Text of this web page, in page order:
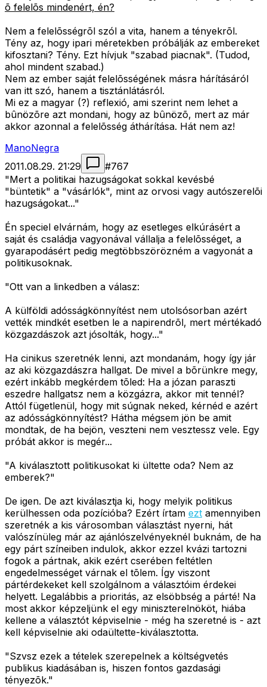
õ felelõs mindenért, én?
Nem a felelõsségrõl szól a vita, hanem a tényekrõl.
Tény az, hogy ipari méretekben próbálják az embereket
kifosztani? Tény. Ezt hívjuk "szabad piacnak". (Tudod,
ahol mindent szabad.)
Nem az ember saját felelõsségének másra hárításáról
van itt szó, hanem a tisztánlátásról.
Mi ez a magyar (?) reflexió, ami szerint nem lehet a
bûnözõre azt mondani, hogy az bûnözõ, mert az már
akkor azonnal a felelõsség áthárítása. Hát nem az!
ManoNegra
2011.08.29. 21:29
#767
"Mert a politikai hazugságokat sokkal kevésbé
"büntetik" a "vásárlók", mint az orvosi vagy autószerelõi
hazugságokat..."
Én speciel elvárnám, hogy az esetleges elkúrásért a
saját és családja vagyonával vállalja a felelõsséget, a
gyarapodásért pedig megtöbbszörözném a vagyonát a
politikusoknak.
"Ott van a linkedben a válasz:
A külföldi adósságkönnyítést nem utolsósorban azért
vették mindkét esetben le a napirendrõl, mert mértékadó
közgazdászok azt jósolták, hogy..."
Ha cinikus szeretnék lenni, azt mondanám, hogy így jár
az aki közgazdászra hallgat. De mivel a bõrünkre megy,
ezért inkább megkérdem tõled: Ha a józan paraszti
eszedre hallgatsz nem a közgázra, akkor mit tennél?
Attól fügetlenül, hogy mit súgnak neked, kérnéd e azért
az adósságkönnyítést? Hátha mégsem jön be amit
mondtak, de ha bejön, veszteni nem vesztessz vele. Egy
próbát akkor is megér...
"A kiválasztott politikusokat ki ültette oda? Nem az
emberek?"
De igen. De azt kiválasztja ki, hogy melyik politikus
kerülhessen oda pozícióba? Ezért írtam ezt amennyiben
szeretnék a kis városomban választást nyerni, hát
valószínüleg már az ajánlószelvényeknél buknám, de ha
egy párt színeiben indulok, akkor ezzel kvázi tartozni
fogok a pártnak, akik ezért cserében feltétlen
engedelmességet várnak el tõlem. Így viszont
pártérdekeket kell szolgálnom a választóim érdekei
helyett. Legalábbis a prioritás, az elsöbbség a párté! Na
most akkor képzeljünk el egy miniszterelnököt, hiába
kellene a választót képviselnie - még ha szeretné is - azt
kell képviselnie aki odaültette-kiválasztotta.
"Szvsz ezek a tételek szerepelnek a költségvetés
publikus kiadásában is, hiszen fontos gazdasági
tényezõk."